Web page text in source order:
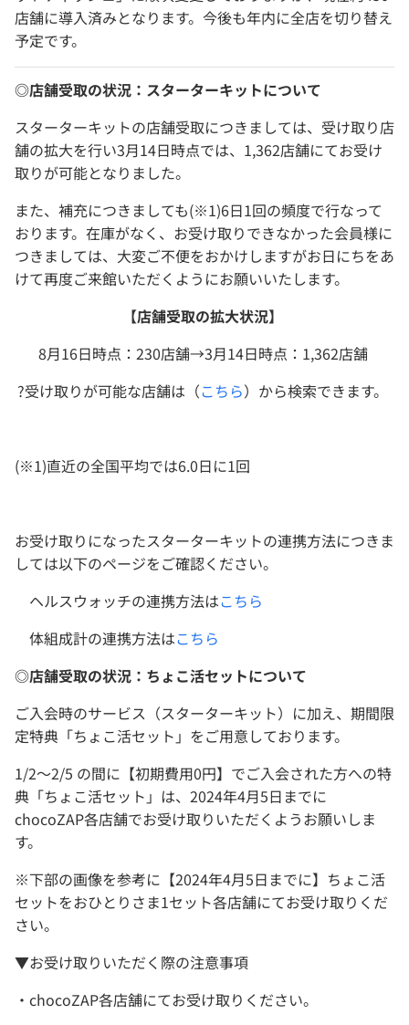
店舗に導入済みとなります。今後も年内に全店を切り替え
予定です。
◎店舗受取の状況：スターターキットについて
スターターキットの店舗受取につきましては、受け取り店
舗の拡大を行い3月14日時点では、1,362店舗にてお受け
取りが可能となりました。
また、補充につきましても(※1)6日1回の頻度で行なって
おります。在庫がなく、お受け取りできなかった会員様に
つきましては、大変ご不便をおかけしますがお日にちをあ
けて再度ご来館いただくようにお願いいたします。
【店舗受取の拡大状況】
8月16日時点：230店舗→3月14日時点：1,362店舗
?受け取りが可能な店舗は（こちら）から検索できます。
(※1)直近の全国平均では6.0日に1回
お受け取りになったスターターキットの連携方法につきま
しては以下のページをご確認ください。
ヘルスウォッチの連携方法はこちら
体組成計の連携方法はこちら
◎店舗受取の状況：ちょこ活セットについて
ご入会時のサービス（スターターキット）に加え、期間限
定特典「ちょこ活セット」をご用意しております。
1/2～2/5 の間に【初期費用0円】でご入会された方への特
典「ちょこ活セット」は、2024年4月5日までに
chocoZAP各店舗でお受け取りいただくようお願いしま
す。
※下部の画像を参考に【2024年4月5日までに】ちょこ活
セットをおひとりさま1セット各店舗にてお受け取りくだ
さい。
▼お受け取りいただく際の注意事項
・chocoZAP各店舗にてお受け取りください。